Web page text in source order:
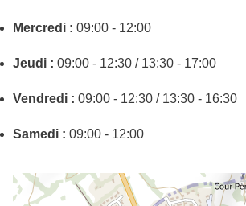
Mercredi : 09:00 - 12:00
Jeudi : 09:00 - 12:30 / 13:30 - 17:00
Vendredi : 09:00 - 12:30 / 13:30 - 16:30
Samedi : 09:00 - 12:00